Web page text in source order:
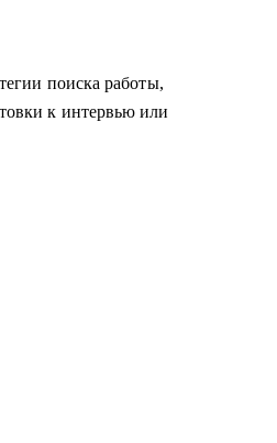
поиска работы,
к интервью или